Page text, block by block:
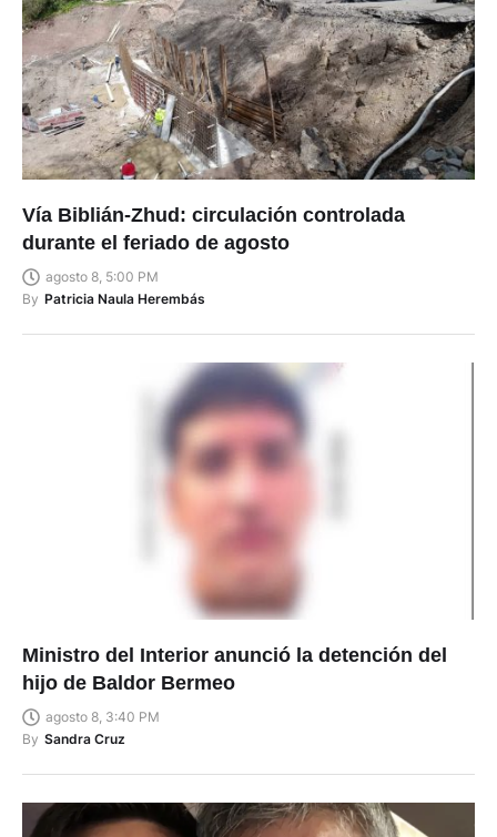
Vía Biblián-Zhud: circulación controlada
durante el feriado de agosto
agosto 8, 5:00 PM
By Patricia Naula Herembás
Ministro del Interior anunció la detención del
hijo de Baldor Bermeo
agosto 8, 3:40 PM
By Sandra Cruz